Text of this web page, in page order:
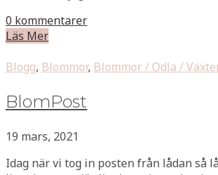
0 kommentarer
Läs Mer
Blogg, Blommor, Blommor / Odla /
BlomPost
19 mars, 2021
Idag när vi tog in posten från lådan så